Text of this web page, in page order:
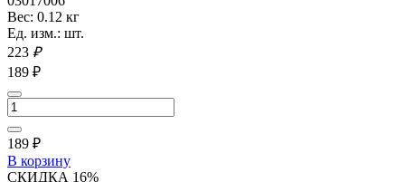
Вес: 0.12 кг
Ед. изм.: шт.
223 ₽
189 ₽
189 ₽
В корзину
СКИДКА 16%